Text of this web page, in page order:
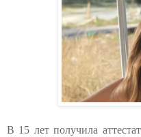
В 15 лет получила